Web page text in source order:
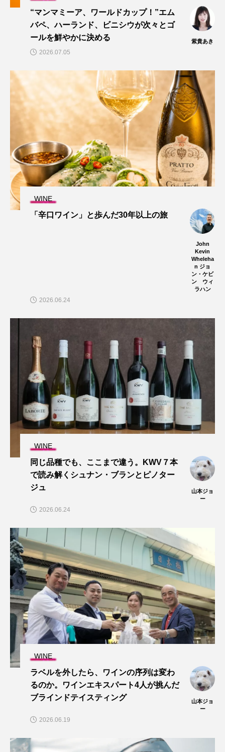
“マンマミーア、ワールドカップ！”エム
バペ、ハーランド、ビニシウが次々とゴ
ールを鮮やかに決める
紫貴あき
2026.07.05
WINE
「辛口ワイン」と歩んだ30年以上の旅
John
Kevin
Wheleha
n ジョ
ン・ケビ
ン ウィ
ラハン
2026.06.24
WINE
同じ品種でも、ここまで違う。KWV７本
で読み解くシュナン・ブランとピノター
ジュ
山本ジョ
ー
2026.06.24
WINE
ラベルを外したら、ワインの序列は変わ
るのか。ワインエキスパート4人が挑んだ
ブラインドテイスティング
山本ジョ
ー
2026.06.19